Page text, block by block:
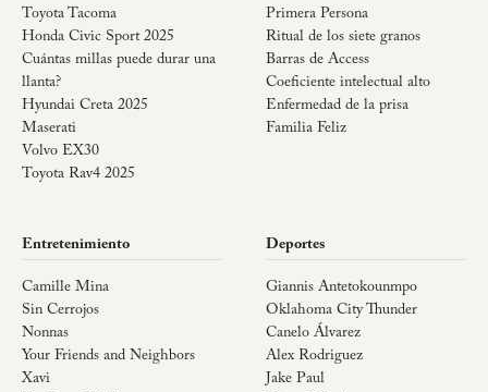
Toyota Tacoma
Honda Civic Sport 2025
Cuántas millas puede durar una
llanta?
Hyundai Creta 2025
Maserati
Volvo EX30
Toyota Rav4 2025
Primera Persona
Ritual de los siete granos
Barras de Access
Coeficiente intelectual alto
Enfermedad de la prisa
Familia Feliz
Entretenimiento
Camille Mina
Sin Cerrojos
Nonnas
Your Friends and Neighbors
Xavi
Deportes
Giannis Antetokounmpo
Oklahoma City Thunder
Canelo Álvarez
Alex Rodriguez
Jake Paul